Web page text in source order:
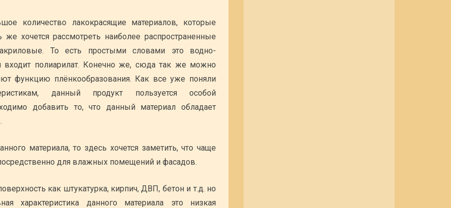
количество лакокрасящие материалов, которые
хочется рассмотреть наиболее распространенные
То есть простыми словами это водно-
входит полиарилат. Конечно же, сюда так же можно
функцию плёнкообразования. Как все уже поняли
данный продукт пользуется особой
добавить то, что данный материал обладает
материала, то здесь хочется заметить, что чаще
для влажных помещений и фасадов.
как штукатурка, кирпич, ДВП, бетон и т.д. но
характеристика данного материала это низкая